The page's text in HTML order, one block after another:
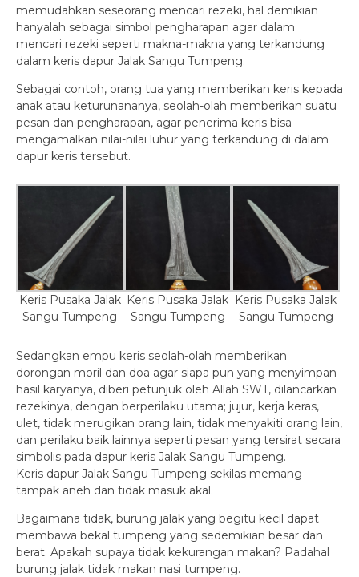
memudahkan seseorang mencari rezeki, hal demikian
hanyalah sebagai simbol pengharapan agar dalam
mencari rezeki seperti makna-makna yang terkandung
dalam keris dapur Jalak Sangu Tumpeng.
Sebagai contoh, orang tua yang memberikan keris kepada
anak atau keturunananya, seolah-olah memberikan suatu
pesan dan pengharapan, agar penerima keris bisa
mengamalkan nilai-nilai luhur yang terkandung di dalam
dapur keris tersebut.
Keris Pusaka Jalak
Sangu Tumpeng
Keris Pusaka Jalak
Sangu Tumpeng
Keris Pusaka Jalak
Sangu Tumpeng
Sedangkan empu keris seolah-olah memberikan
dorongan moril dan doa agar siapa pun yang menyimpan
hasil karyanya, diberi petunjuk oleh Allah SWT, dilancarkan
rezekinya, dengan berperilaku utama; jujur, kerja keras,
ulet, tidak merugikan orang lain, tidak menyakiti orang lain,
dan perilaku baik lainnya seperti pesan yang tersirat secara
simbolis pada dapur keris Jalak Sangu Tumpeng.
Keris dapur Jalak Sangu Tumpeng sekilas memang
tampak aneh dan tidak masuk akal.
Bagaimana tidak, burung jalak yang begitu kecil dapat
membawa bekal tumpeng yang sedemikian besar dan
berat. Apakah supaya tidak kekurangan makan? Padahal
burung jalak tidak makan nasi tumpeng.